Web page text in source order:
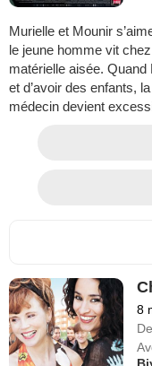
Murielle et Mounir
le jeune homme vit
matérielle aisée.
et d’avoir des enfants,
médecin devient
8
De